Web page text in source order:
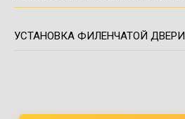
УСТАНОВКА ФИЛЕНЧАТОЙ ДВЕРИ